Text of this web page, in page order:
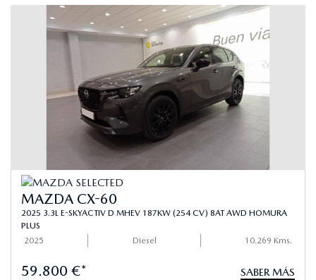
MAZDA CX-60
2025 3.3L E-SKYACTIV D MHEV 187KW (254 CV) 8AT AWD HOMURA
PLUS
2025
Diesel 10.269 Kms.
59.800 €* SABER MÁS